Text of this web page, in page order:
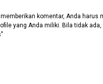
komentar, Anda harus
yang Anda miliki. Bila tidak